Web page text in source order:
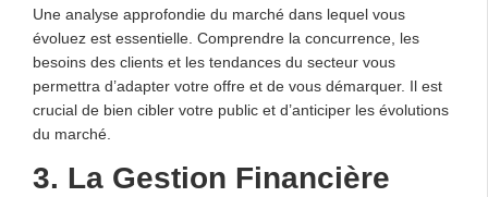
Une analyse approfondie du marché dans lequel vous
évoluez est essentielle. Comprendre la concurrence, les
besoins des clients et les tendances du secteur vous
permettra d’adapter votre offre et de vous démarquer. Il est
crucial de bien cibler votre public et d’anticiper les évolutions
du marché.
3. La Gestion Financière